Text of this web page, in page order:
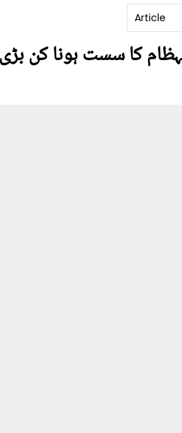
کا سست ہونا کن